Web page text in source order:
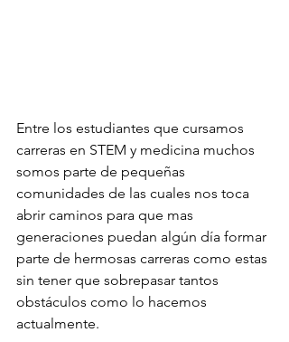
Entre los estudiantes que cursamos
carreras en STEM y medicina muchos
somos parte de pequeñas
comunidades de las cuales nos toca
abrir caminos para que mas
generaciones puedan algún día formar
parte de hermosas carreras como estas
sin tener que sobrepasar tantos
obstáculos como lo hacemos
actualmente.